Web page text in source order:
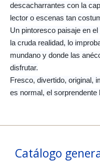
descacharrantes con la
lector o escenas tan
Un pintoresco paisaje en
la cruda realidad, lo
mundano y donde las
disfrutar.
Fresco, divertido, original,
es normal, el sorprendente
Catálogo